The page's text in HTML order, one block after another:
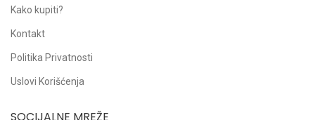
Kako kupiti?
Kontakt
Politika Privatnosti
Uslovi Korišćenja